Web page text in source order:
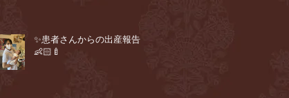
✨患者さんからの出産報告
👶🏻🍼